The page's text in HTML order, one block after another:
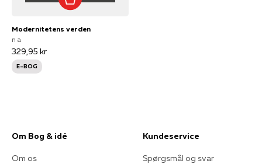
Modernitetens verden
n a
329,95 kr
E-BOG
Om Bog & idé
Om os
Kundeservice
Spørgsmål og svar